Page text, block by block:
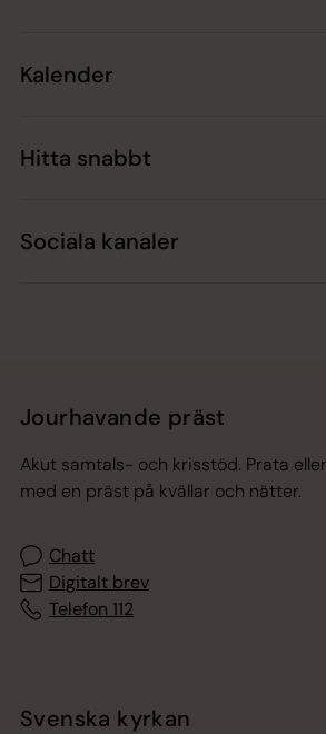
Kalender
Hitta snabbt
Sociala kanaler
Jourhavande präst
Akut samtals- och krisstöd. Prata
med en präst på kvällar och nätter.
Chatt
Digitalt brev
Telefon 112
Svenska kyrkan